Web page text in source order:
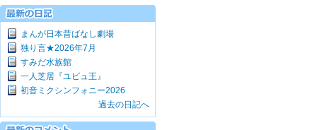
まんが日本昔ばなし劇場
独り言★2026年7月
すみだ水族館
一人芝居『ユビュ王』
初音ミクシンフォニー2026
過去の日記へ